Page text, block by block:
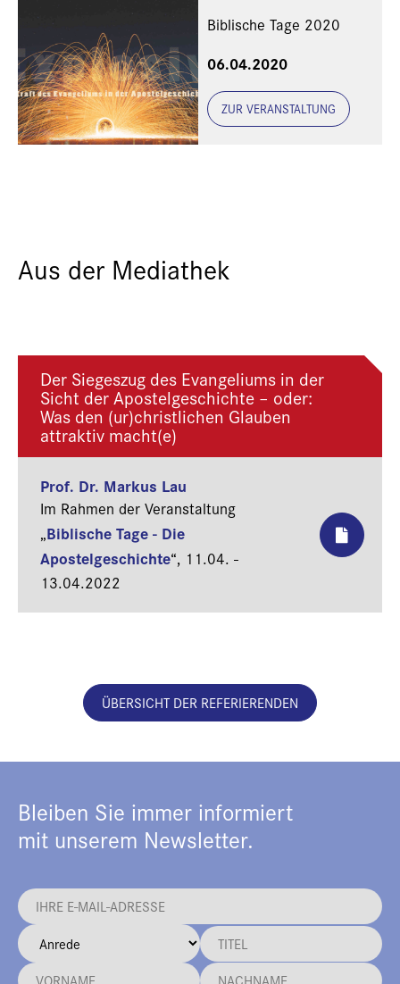
Biblische Tage 2020
06.04.2020
ZUR VERANSTALTUNG
Aus der Mediathek
Der Siegeszug des Evangeliums in der
Sicht der Apostelgeschichte – oder:
Was den (ur)christlichen Glauben
attraktiv macht(e)
Prof. Dr. Markus Lau
Im Rahmen der Veranstaltung
„Biblische Tage - Die
Apostelgeschichte“, 11.04. -
13.04.2022
ÜBERSICHT DER REFERIERENDEN
Bleiben Sie immer informiert
mit unserem Newsletter.